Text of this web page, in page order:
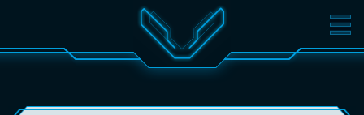
FILMID PILETID